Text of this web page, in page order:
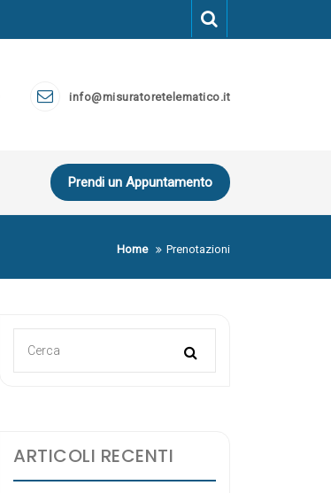
info@misuratoretelematico.it
Prendi un Appuntamento
Home Prenotazioni
ARTICOLI RECENTI